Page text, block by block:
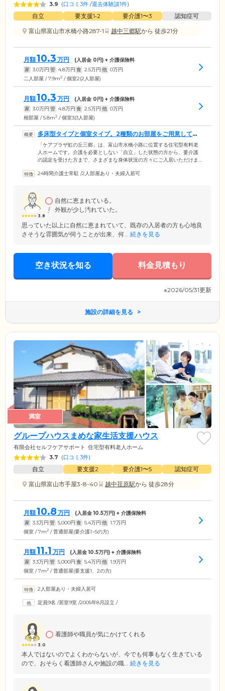
3.9 (口コミ3件 /退去体験談1件)
自立 要支援1•2 要介護1〜3
認知症可
富山県富山市水橋小路287-1
越中三郷駅から 徒歩21分
月額10.3 万円 (入居金 0円) + 介護保険料
家 3.0万円 管 4.8万円 食 2.5万円 他 0万円
二人部屋 / 7.9m2 / 個室2(2人部屋)
月額10.3 万円 (入居金 0円) + 介護保険料
家 3.0万円 管 4.8万円 食 2.5万円 他 0万円
相部屋 / 5.8m2 / 個室3(3人部屋)
多床型タイプと個室タイプ。2種類のお部屋をご用意してい
ます
「ケアプラザ虹の丘三郷」は、富山市水橋小路に位置する住宅型有料老
人ホームです。介護を必要としない「自立」した状態の方から、要介護
の認定を受けた方まで、さまざまな身体状況の方々にご入居いただけま
ご入居いただく相部屋タイプ。ご入居者様同士の距離が近く、コミュニ
タッフがご入居者様お一人おひとりをサポートいたしますのでご安心く
ださい。
24時間介護士常駐 /2人部屋あり・夫婦入居可
3.8
自然に恵まれている。
外観が少し汚れていた。
思っていた以上に自然に恵まれていて、既存の入居者の方も心地良
さそうな雰囲気が伺うことが出来、何... 続きを見る
空き状況を知る 料金見積もり
※2026/05/31更新
施設の詳細を見る
満室
グループハウスまめな家生活支援ハウス
有限会社セルフケアサポート 住宅型有料老人ホーム
3.7 (口コミ3件)
自立 要支援2 要介護1〜5
認知症可
富山県富山市手屋3-8-40
越中荏原駅から 徒歩28分
月額10.8 万円 (入居金10.5万円) + 介護保険料
家 3.3万円 管 5,000円 食 5.4万円 他 1.7万円
個室 / 7m2 / 普通部屋(要介護1~5の方)
月額11.1 万円 (入居金10.5万円) + 介護保険料
家 3.3万円 管 5,000円 食 5.4万円 他 1.9万円
個室 / 7m2 / 普通部屋(要支援1、2の方)
2人部屋あり・夫婦入居可
定員9名 /居室9室 /2005年8月設立 /
3.0
看護師や職員が気にかけてくれる
本人ではないのでよくわからないが、今でも何事もなく生きている
ので、おそらく看護師さんや施設の職... 続きを見る